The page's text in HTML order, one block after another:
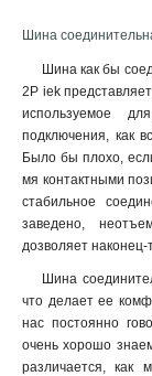
Шина
Шина как бы
2P iek
используемое
подключения, как
Было бы плохо,
мя контактными
стабильное
заведено,
дозволяет
Шина
что делает ее
нас постоянно
очень хорошо
различается, как